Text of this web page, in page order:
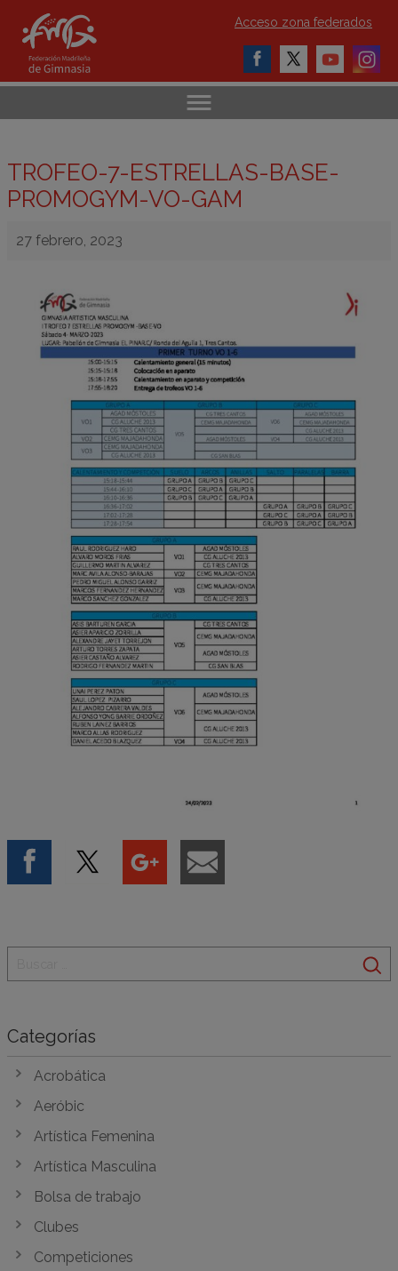
Acceso zona federados
TROFEO-7-ESTRELLAS-BASE-
PROMOGYM-VO-GAM
27 febrero, 2023
Categorías
Acrobática
Aeróbic
Artística Femenina
Artística Masculina
Bolsa de trabajo
Clubes
Competiciones